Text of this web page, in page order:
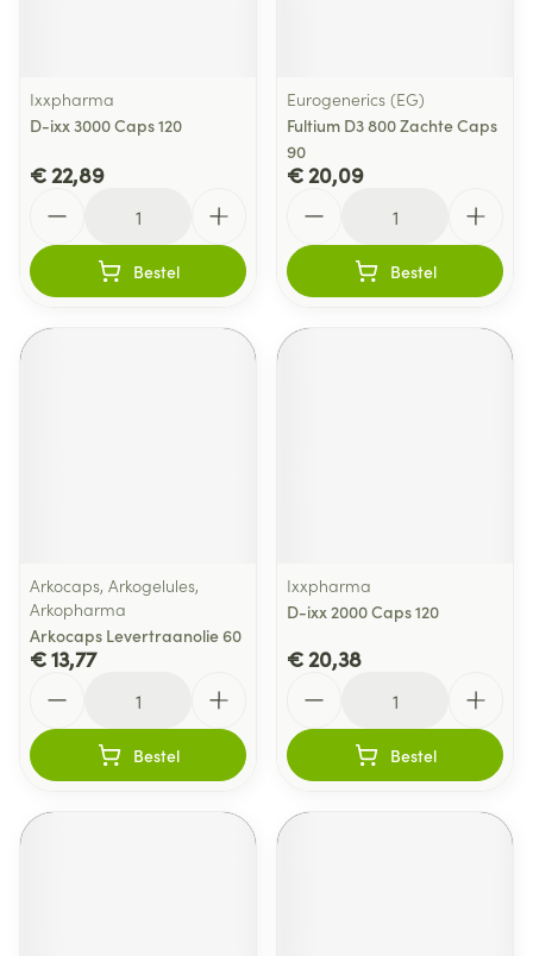
Ixxpharma
D-ixx 3000 Caps 120
€ 22,89
Bestel
Eurogenerics (EG)
Fultium D3 800 Zachte Caps
90
€ 20,09
Bestel
Arkocaps, Arkogelules,
Arkopharma
Arkocaps Levertraanolie 60
€ 13,77
Bestel
Ixxpharma
D-ixx 2000 Caps 120
€ 20,38
Bestel